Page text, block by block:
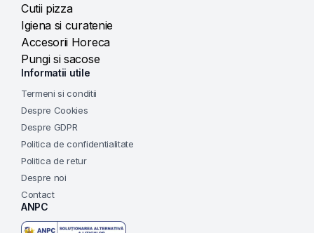
Cutii pizza
Igiena si curatenie
Accesorii Horeca
Pungi si sacose
Informatii utile
Termeni si conditii
Despre Cookies
Despre GDPR
Politica de confidentialitate
Politica de retur
Despre noi
Contact
ANPC